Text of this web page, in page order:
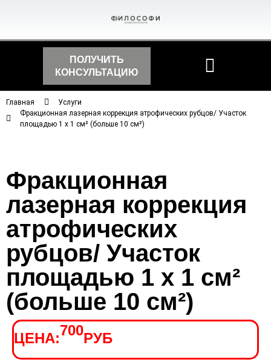
ПОЛУЧИТЬ
КОНСУЛЬТАЦИЮ
Главная
Услуги
Фракционная лазерная коррекция атрофических рубцов/ Участок
площадью 1 х 1 см² (больше 10 см²)
Фракционная
лазерная коррекция
атрофических
рубцов/ Участок
площадью 1 х 1 см²
(больше 10 см²)
ЦЕНА:700РУБ